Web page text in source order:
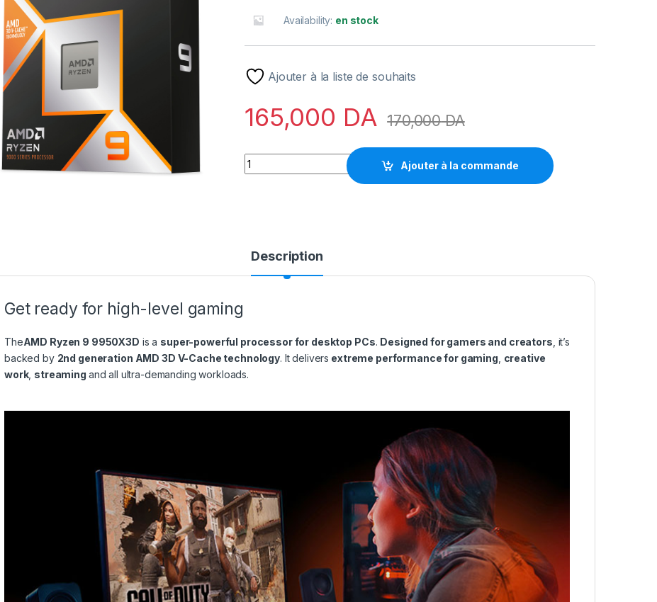
Availability: en stock
Ajouter à la liste de souhaits
165,000 DA 170,000DA
AMD Ryzen 9 9950X3D (4.3 GHz / 5.7 GHz) En configuration quantity
Ajouter à la commande
Description
Get ready for high-level gaming
TheAMD Ryzen 9 9950X3D is a super-powerful processor for desktop PCs. Designed for gamers and creators , it’s
backed by 2nd generation AMD 3D V-Cache technology. It delivers extreme performance for gaming creative
work, streaming and all ultra-demanding workloads.